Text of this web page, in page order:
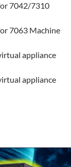
7042/7310
7063 Machine
appliance
appliance